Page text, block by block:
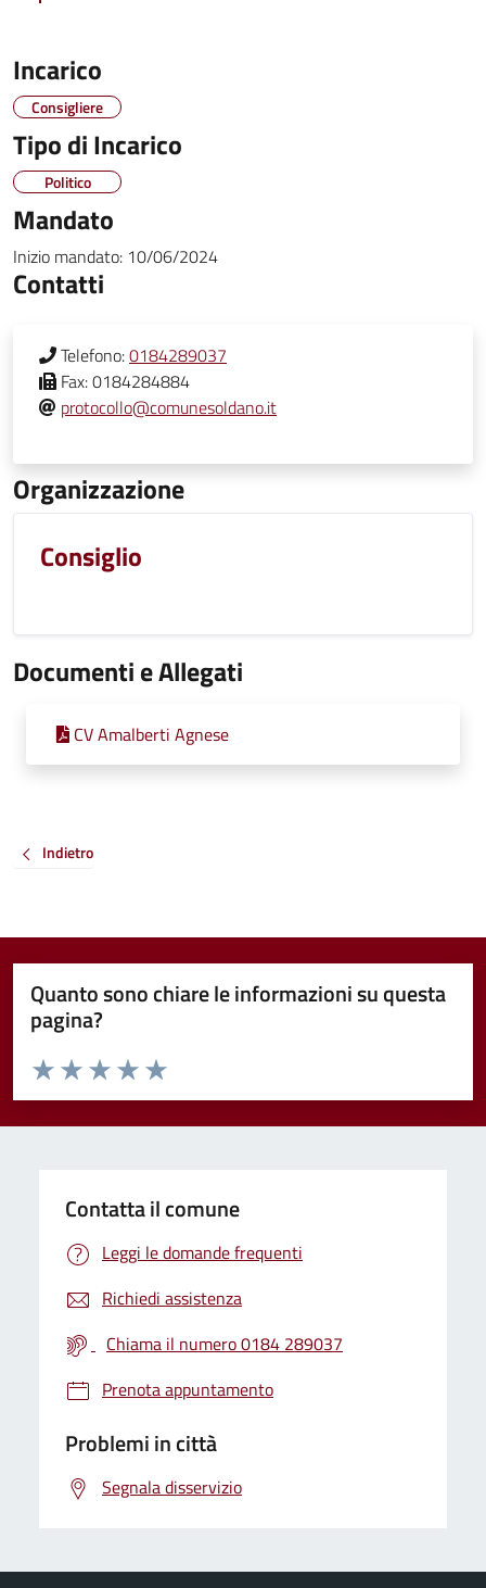
Incarico
Consigliere
Tipo di Incarico
Politico
Mandato
Inizio mandato: 10/06/2024
Contatti
Telefono:0184289037
Fax:0184284884
protocollo@comunesoldano.it
Organizzazione
Consiglio
Documenti e Allegati
CV Amalberti Agnese
Indietro
Quanto sono chiare le informazioni su questa
pagina?
Valuta da 1 a 5 stelle la pagina
Valuta 5 stelle su 5
Valuta 4 stelle su 5
Valuta 3 stelle su 5
Valuta 2 stelle su 5
Valuta 1 stelle su 5
Contatta il comune
Leggi le domande frequenti
Richiedi assistenza
Chiama il numero 0184 289037
Prenota appuntamento
Problemi in città
Segnala disservizio